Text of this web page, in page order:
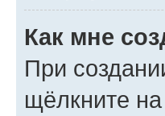
Как мне
При
щёлкните